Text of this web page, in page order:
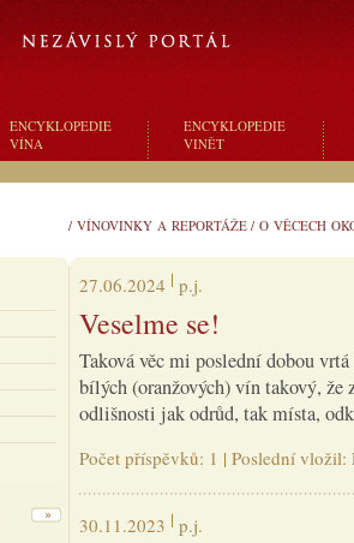
ENCYKLOPEDIE
VÍNA
ENCYKLOPEDIE
VINĚT
/ VÍNOVINKY A REPORTÁŽE / O VĚCECH
27.06.2024 p.j.
Veselme se!
Taková věc mi poslední dobou
bílých (oranžových) vín takový, že
odlišnosti jak odrůd, tak místa,
Počet příspěvků: 1 | Poslední
30.11.2023 p.j.